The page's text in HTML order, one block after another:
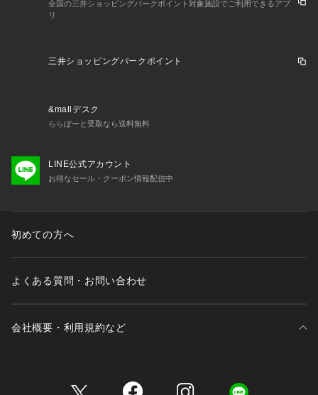
全国の三井ショッピングパークポイント対象施設でご利用できるアプ
リ
三井ショッピングパークポイント
&mallデスク
ららぽーと受取なら送料無料
LINE公式アカウント
お得なセール・クーポン情報配信中
初めての方へ
よくある質問・お問い合わせ
会社概要・利用規約など